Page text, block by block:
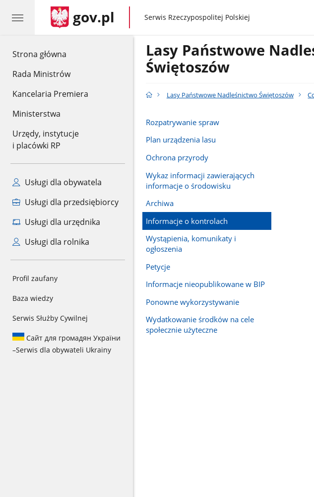
Strona główna
Rada Ministrów
Kancelaria Premiera
Ministerstwa
Urzędy, instytucje
i placówki RP
Usługi dla obywatela
Usługi dla przedsiębiorcy
Usługi dla urzędnika
Usługi dla rolnika
Profil zaufany
Baza wiedzy
Serwis Służby Cywilnej
Сайт для громадян України
–Serwis dla obywateli Ukrainy
gov.pl gov.pl
Serwis Rzeczypospolitej Polskiej
Lasy Państwowe
Świętoszów
Lasy Państwowe Nadleśnictwo Świętoszów
Rozpatrywanie spraw
Plan urządzenia lasu
Ochrona przyrody
Wykaz informacji zawierających
informacje o środowisku
Archiwa
Informacje o kontrolach
Wystąpienia, komunikaty i
ogłoszenia
Petycje
Informacje nieopublikowane w BIP
Ponowne wykorzystywanie
Wydatkowanie środków na cele
społecznie użyteczne